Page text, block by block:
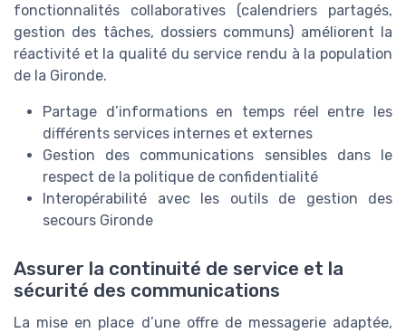
fonctionnalités collaboratives (calendriers partagés,
gestion des tâches, dossiers communs) améliorent la
réactivité et la qualité du service rendu à la population
de la Gironde.
Partage d’informations en temps réel entre les
différents services internes et externes
Gestion des communications sensibles dans le
respect de la politique de confidentialité
Interopérabilité avec les outils de gestion des
secours Gironde
Assurer la continuité de service et la
sécurité des communications
La mise en place d’une offre de messagerie adaptée,